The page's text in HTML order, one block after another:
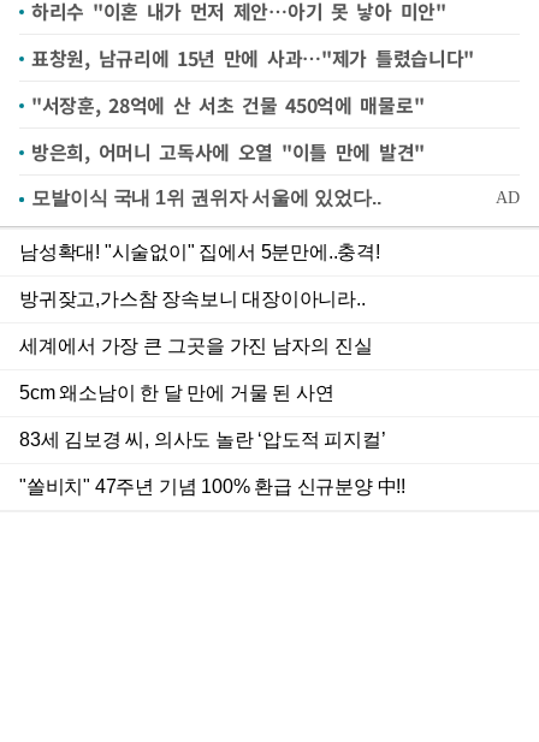
하리수 "이혼 내가 먼저 제안…아기 못 낳아 미안"
표창원, 남규리에 15년 만에 사과…"제가 틀렸습니다"
"서장훈, 28억에 산 서초 건물 450억에 매물로"
방은희, 어머니 고독사에 오열 "이틀 만에 발견"